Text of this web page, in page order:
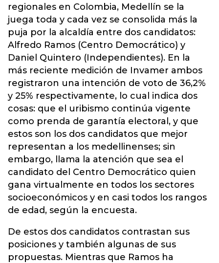
regionales en Colombia, Medellín se la
juega toda y cada vez se consolida más la
puja por la alcaldía entre dos candidatos:
Alfredo Ramos (Centro Democrático) y
Daniel Quintero (Independientes). En la
más reciente medición de Invamer ambos
registraron una intención de voto de 36,2%
y 25% respectivamente, lo cual indica dos
cosas: que el uribismo continúa vigente
como prenda de garantía electoral, y que
estos son los dos candidatos que mejor
representan a los medellinenses; sin
embargo, llama la atención que sea el
candidato del Centro Democrático quien
gana virtualmente en todos los sectores
socioeconómicos y en casi todos los rangos
de edad, según la encuesta.
De estos dos candidatos contrastan sus
posiciones y también algunas de sus
propuestas. Mientras que Ramos ha